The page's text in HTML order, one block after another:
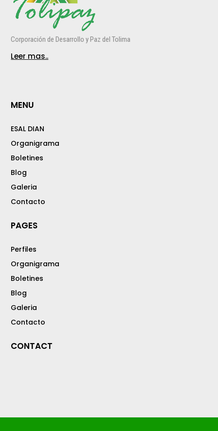
Corporación de Desarrollo y Paz del Tolima
Leer mas..
MENU
ESAL DIAN
Organigrama
Boletines
Blog
Galeria
Contacto
PAGES
Perfiles
Organigrama
Boletines
Blog
Galeria
Contacto
CONTACT